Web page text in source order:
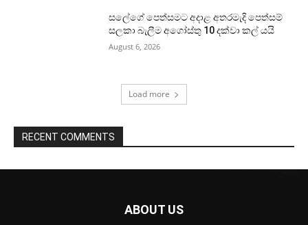
සලේගේ පෙත්සමට අදාළ අතරමැදි පෙත්සම්
සලකා බැලීම අගෝස්තු 10 දක්වා කල් යයි
August 6, 2026
Load more
RECENT COMMENTS
ABOUT US